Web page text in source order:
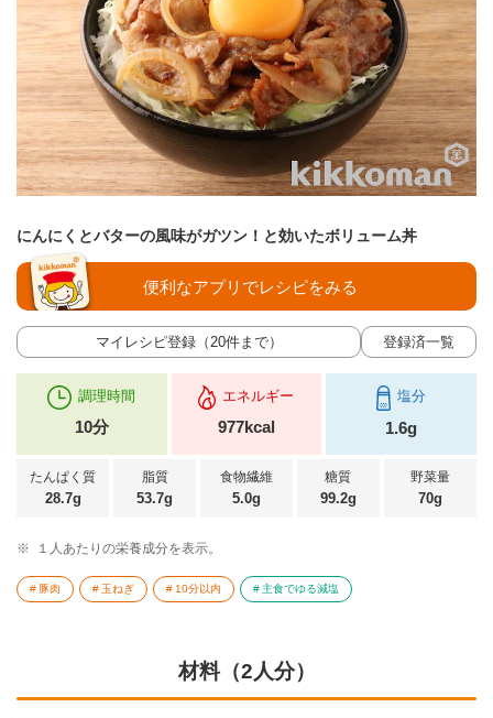
にんにくとバターの風味がガツン！と効いたボリューム丼
マイレシピ登録（20件まで） 登録済一覧
便利なアプリでレシピをみる
調理時間
10分
エネルギー
977kcal
塩分
1.6g
たんぱく質
28.7g
脂質
53.7g
食物繊維
5.0g
糖質
99.2g
野菜量
70g
※ １人あたりの栄養成分を表示。
豚肉 玉ねぎ 10分以内 主食でゆる減塩
材料（2人分）